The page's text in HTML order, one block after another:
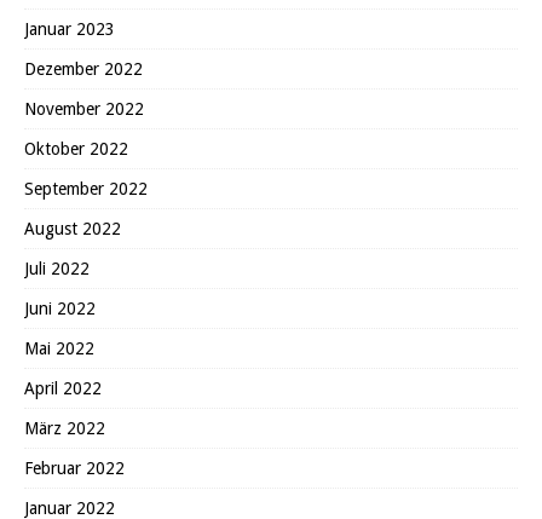
Januar 2023
Dezember 2022
November 2022
Oktober 2022
September 2022
August 2022
Juli 2022
Juni 2022
Mai 2022
April 2022
März 2022
Februar 2022
Januar 2022